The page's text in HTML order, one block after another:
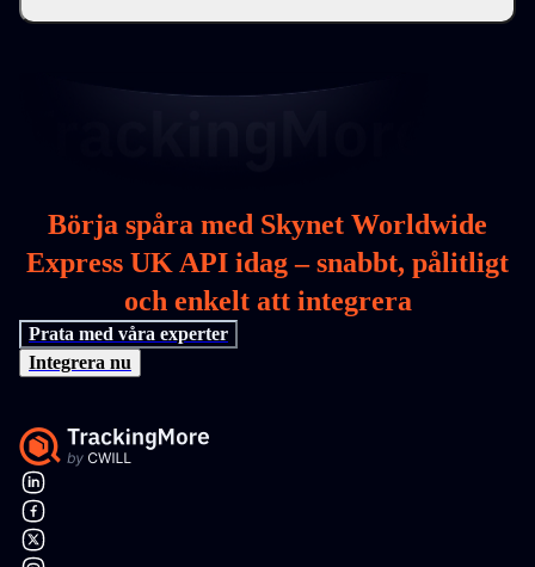
Börja spåra med Skynet Worldwide
Express UK API idag – snabbt, pålitligt
och enkelt att integrera
Prata med våra experter
Integrera nu